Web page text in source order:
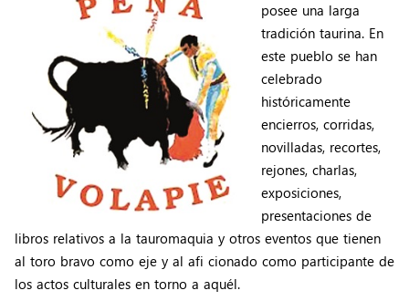
posee una larga
tradición taurina. En
este pueblo se han
celebrado
históricamente
encierros, corridas,
novilladas, recortes,
rejones, charlas,
exposiciones,
presentaciones de
libros relativos a la tauromaquia y otros eventos que tienen
al toro bravo como eje y al afi cionado como participante de
los actos culturales en torno a aquél.